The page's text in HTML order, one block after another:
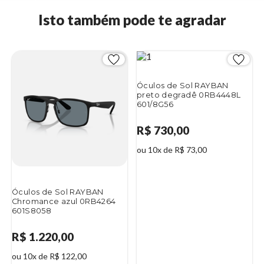
Isto também pode te agradar
Óculos de Sol RAYBAN
Chromance azul 0RB4264
601S8058
R$ 1.220,00
ou 10x de R$ 122,00
Óculos de Sol RAYBAN
preto degradê 0RB4448L
601/8G56
R$ 730,00
ou 10x de R$ 73,00